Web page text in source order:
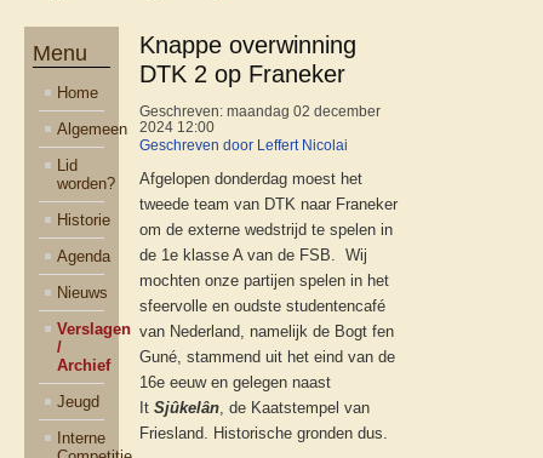
Menu
Home
Algemeen
Lid
worden?
Historie
Agenda
Nieuws
Verslagen
/
Archief
Jeugd
Interne
Knappe overwinning
DTK 2 op Franeker
Geschreven: maandag 02 december
2024 12:00
Geschreven door Leffert Nicolai
Afgelopen donderdag moest het
tweede team van DTK naar Franeker
om de externe wedstrijd te spelen in
de 1e klasse A van de FSB. Wij
mochten onze partijen spelen in het
sfeervolle en oudste studentencafé
van Nederland, namelijk de Bogt fen
Guné, stammend uit het eind van de
16e eeuw en gelegen naast
It Sjûkelân, de Kaatstempel van
Friesland. Historische gronden dus.